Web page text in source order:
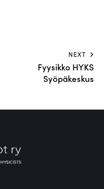
NEXT
Fyysikko HYKS
Syöpäkeskus